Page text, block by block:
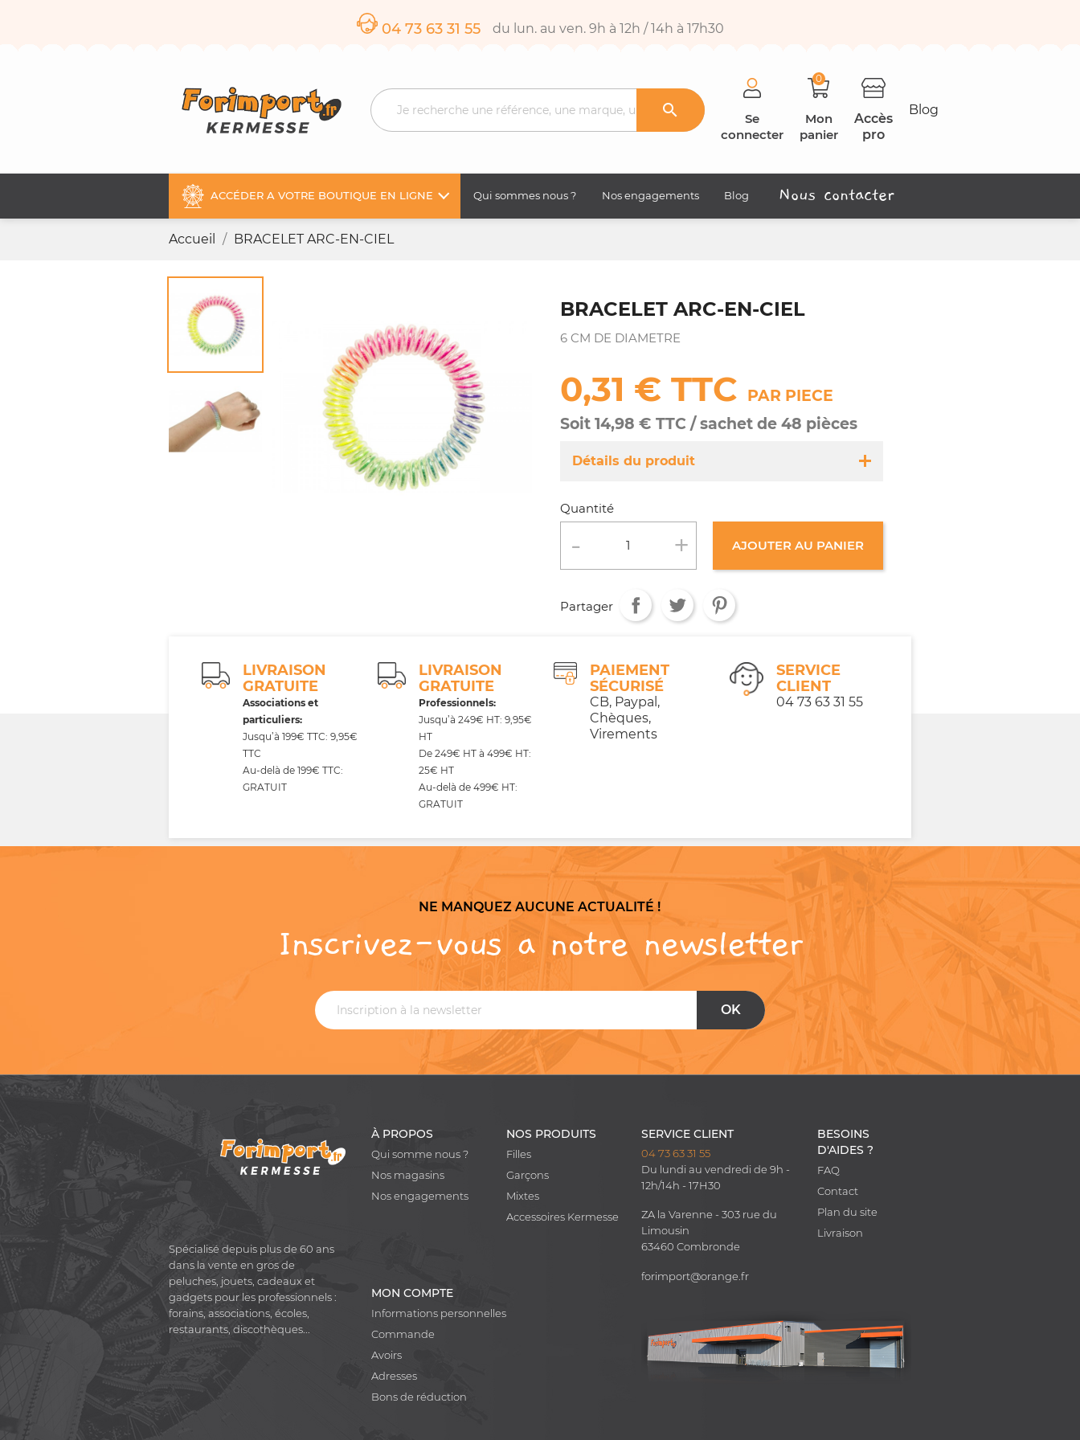
04 73 63 31 55 du lun. au ven. 9h à 12h / 14h à 17h30

Se
connecter
0
Mon
panier
Accès
pro
Blog
ACCÉDER A VOTRE BOUTIQUE EN LIGNE Qui sommes nous ? Nos engagements Blog Nous contacter
Accueil BRACELET ARC-EN-CIEL
BRACELET ARC-EN-CIEL
6 CM DE DIAMETRE
0,31 € TTC PAR PIECE
Soit 14,98 € TTC / sachet de 48 pièces
Détails du produit
Référence
Conditionnement :
tout âge
Quantité
AJOUTER AU PANIER
Partager
LIVRAISON
GRATUITE
Associations et
particuliers:
Jusqu’à 199€ TTC: 9,95€
TTC
Au-delà de 199€ TTC:
GRATUIT
LIVRAISON
GRATUITE
Professionnels:
Jusqu’à 249€ HT: 9,95€
HT
De 249€ HT à 499€ HT:
25€ HT
Au-delà de 499€ HT:
GRATUIT
PAIEMENT
SÉCURISÉ
CB, Paypal,
Chèques,
Virements
SERVICE
CLIENT
04 73 63 31 55
NE MANQUEZ AUCUNE ACTUALITÉ !
Inscrivez-vous a notre newsletter
Spécialisé depuis plus de 60 ans
dans la vente en gros de
peluches, jouets, cadeaux et
gadgets pour les professionnels :
forains, associations, écoles,
restaurants, discothèques...
À PROPOS
Qui somme nous ?
Nos magasins
Nos engagements
MON COMPTE
Informations personnelles
Commande
Avoirs
Adresses
Bons de réduction
NOS PRODUITS
Filles
Garçons
Mixtes
Accessoires Kermesse
BESOINS
D'AIDES ?
FAQ
Contact
Plan du site
Livraison
SERVICE CLIENT
04 73 63 31 55
Du lundi au vendredi de 9h -
12h/14h - 17H30
ZA la Varenne - 303 rue du
Limousin
63460 Combronde
forimport@orange.fr